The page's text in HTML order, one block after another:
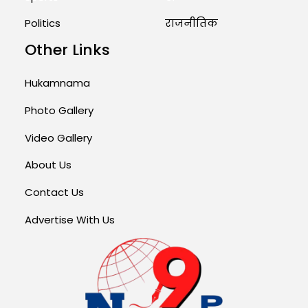
Politics
राजनीतिक
Other Links
Hukamnama
Photo Gallery
Video Gallery
About Us
Contact Us
Advertise With Us